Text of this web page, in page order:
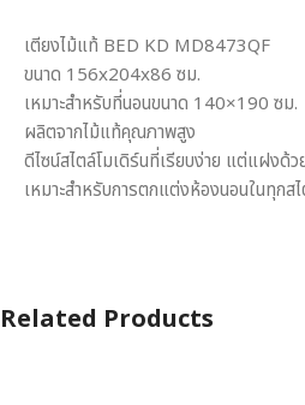
เตียงไม้แท้ BED KD MD8473QF
ขนาด 156x204x86 ซม.
เหมาะสำหรับที่นอนขนาด 140×190 ซม.
ผลิตจากไม้แท้คุณภาพสูง
ดีไซน์สไตล์โมเดิร์นที่เรียบง่าย แต่แฝงด้
เหมาะสำหรับการตกแต่งห้องนอนในทุกส
Related Products